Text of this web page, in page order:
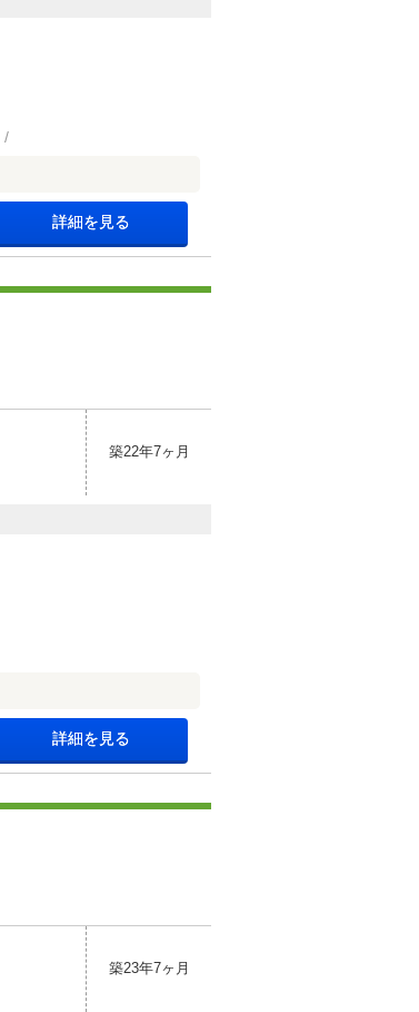
詳細を見る
築22年7ヶ月
詳細を見る
築23年7ヶ月